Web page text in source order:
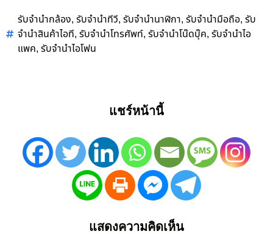
รับจำนำกล้อง, รับจำนำทีวี, รับจำนำนาฬิกา, รับจำนำมือถือ, รับ
จำนำสินค้าไอที, รับจำนำโทรศัพท์, รับจำนำโน๊ดบุ๊ค, รับจำนำไอ
แพค, รับจำนำไอโฟน
แชร์หน้านี้
แสดงความคิดเห็น